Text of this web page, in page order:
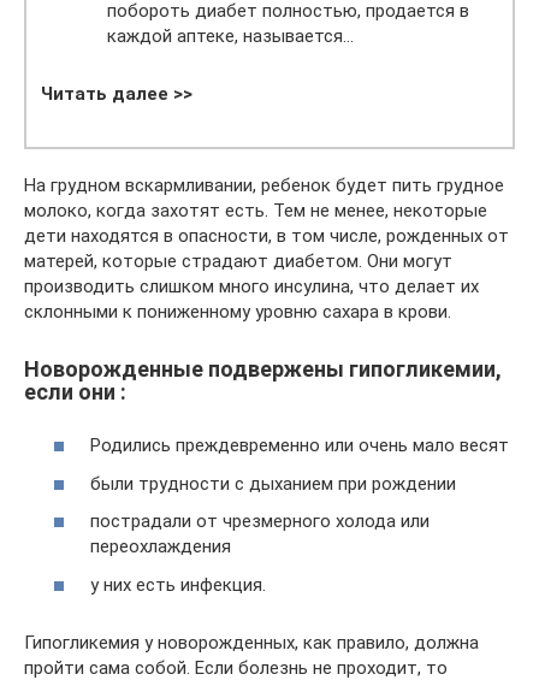
побороть диабет полностью, продается в
каждой аптеке, называется…
Читать далее >>
На грудном вскармливании, ребенок будет пить грудное
молоко, когда захотят есть. Тем не менее, некоторые
дети находятся в опасности, в том числе, рожденных от
матерей, которые страдают диабетом. Они могут
производить слишком много инсулина, что делает их
склонными к пониженному уровню сахара в крови.
Новорожденные подвержены гипогликемии,
если они :
Родились преждевременно или очень мало весят
были трудности с дыханием при рождении
пострадали от чрезмерного холода или
переохлаждения
у них есть инфекция.
Гипогликемия у новорожденных, как правило, должна
пройти сама собой. Если болезнь не проходит, то